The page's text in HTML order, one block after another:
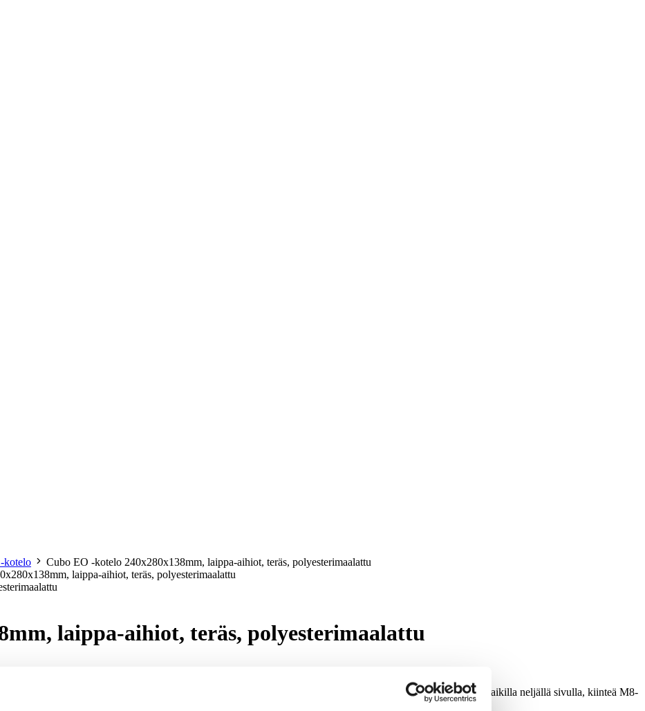
kotelo
Cubo EO -kotelo 240x280x138mm, laippa-aihiot, teräs, polyesterimaalattu
laippa-aihiot, teräs, polyesterimaalattu
laippa-aihiot, teräs, polyesterimaalattu
on sarjoitettava ja se sopii suurempien kokoonpanojen rakentamiseen. Kotelossa on laippa-aihiot pohjaosan kaikilla neljällä sivulla, kiinteä M8-
sekä kaksi M6-pulttia ovessa maadoitusta varten.